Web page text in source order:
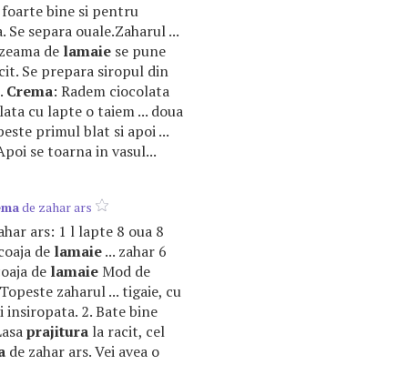
bine si pentru
Se separa ouale.Zaharul ...
de lamaie se pune
Se prepara siropul din
. Crema: Radem ciocolata
cu lapte o taiem ... doua
primul blat si apoi ...
se toarna in vasul...
de zahar ars
ars: 1 l lapte 8 oua 8
de lamaie... zahar 6
de lamaieMod de
zaharul ... tigaie, cu
insiropata. 2. Bate bine
prajitura la racit, cel
de zahar ars. Vei avea o